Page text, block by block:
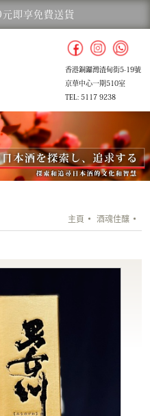
即享免費送貨
香港銅鑼灣渣甸街5-19號
京華中心一期510室
TEL: 5117 9238
主頁 酒魂佳釀